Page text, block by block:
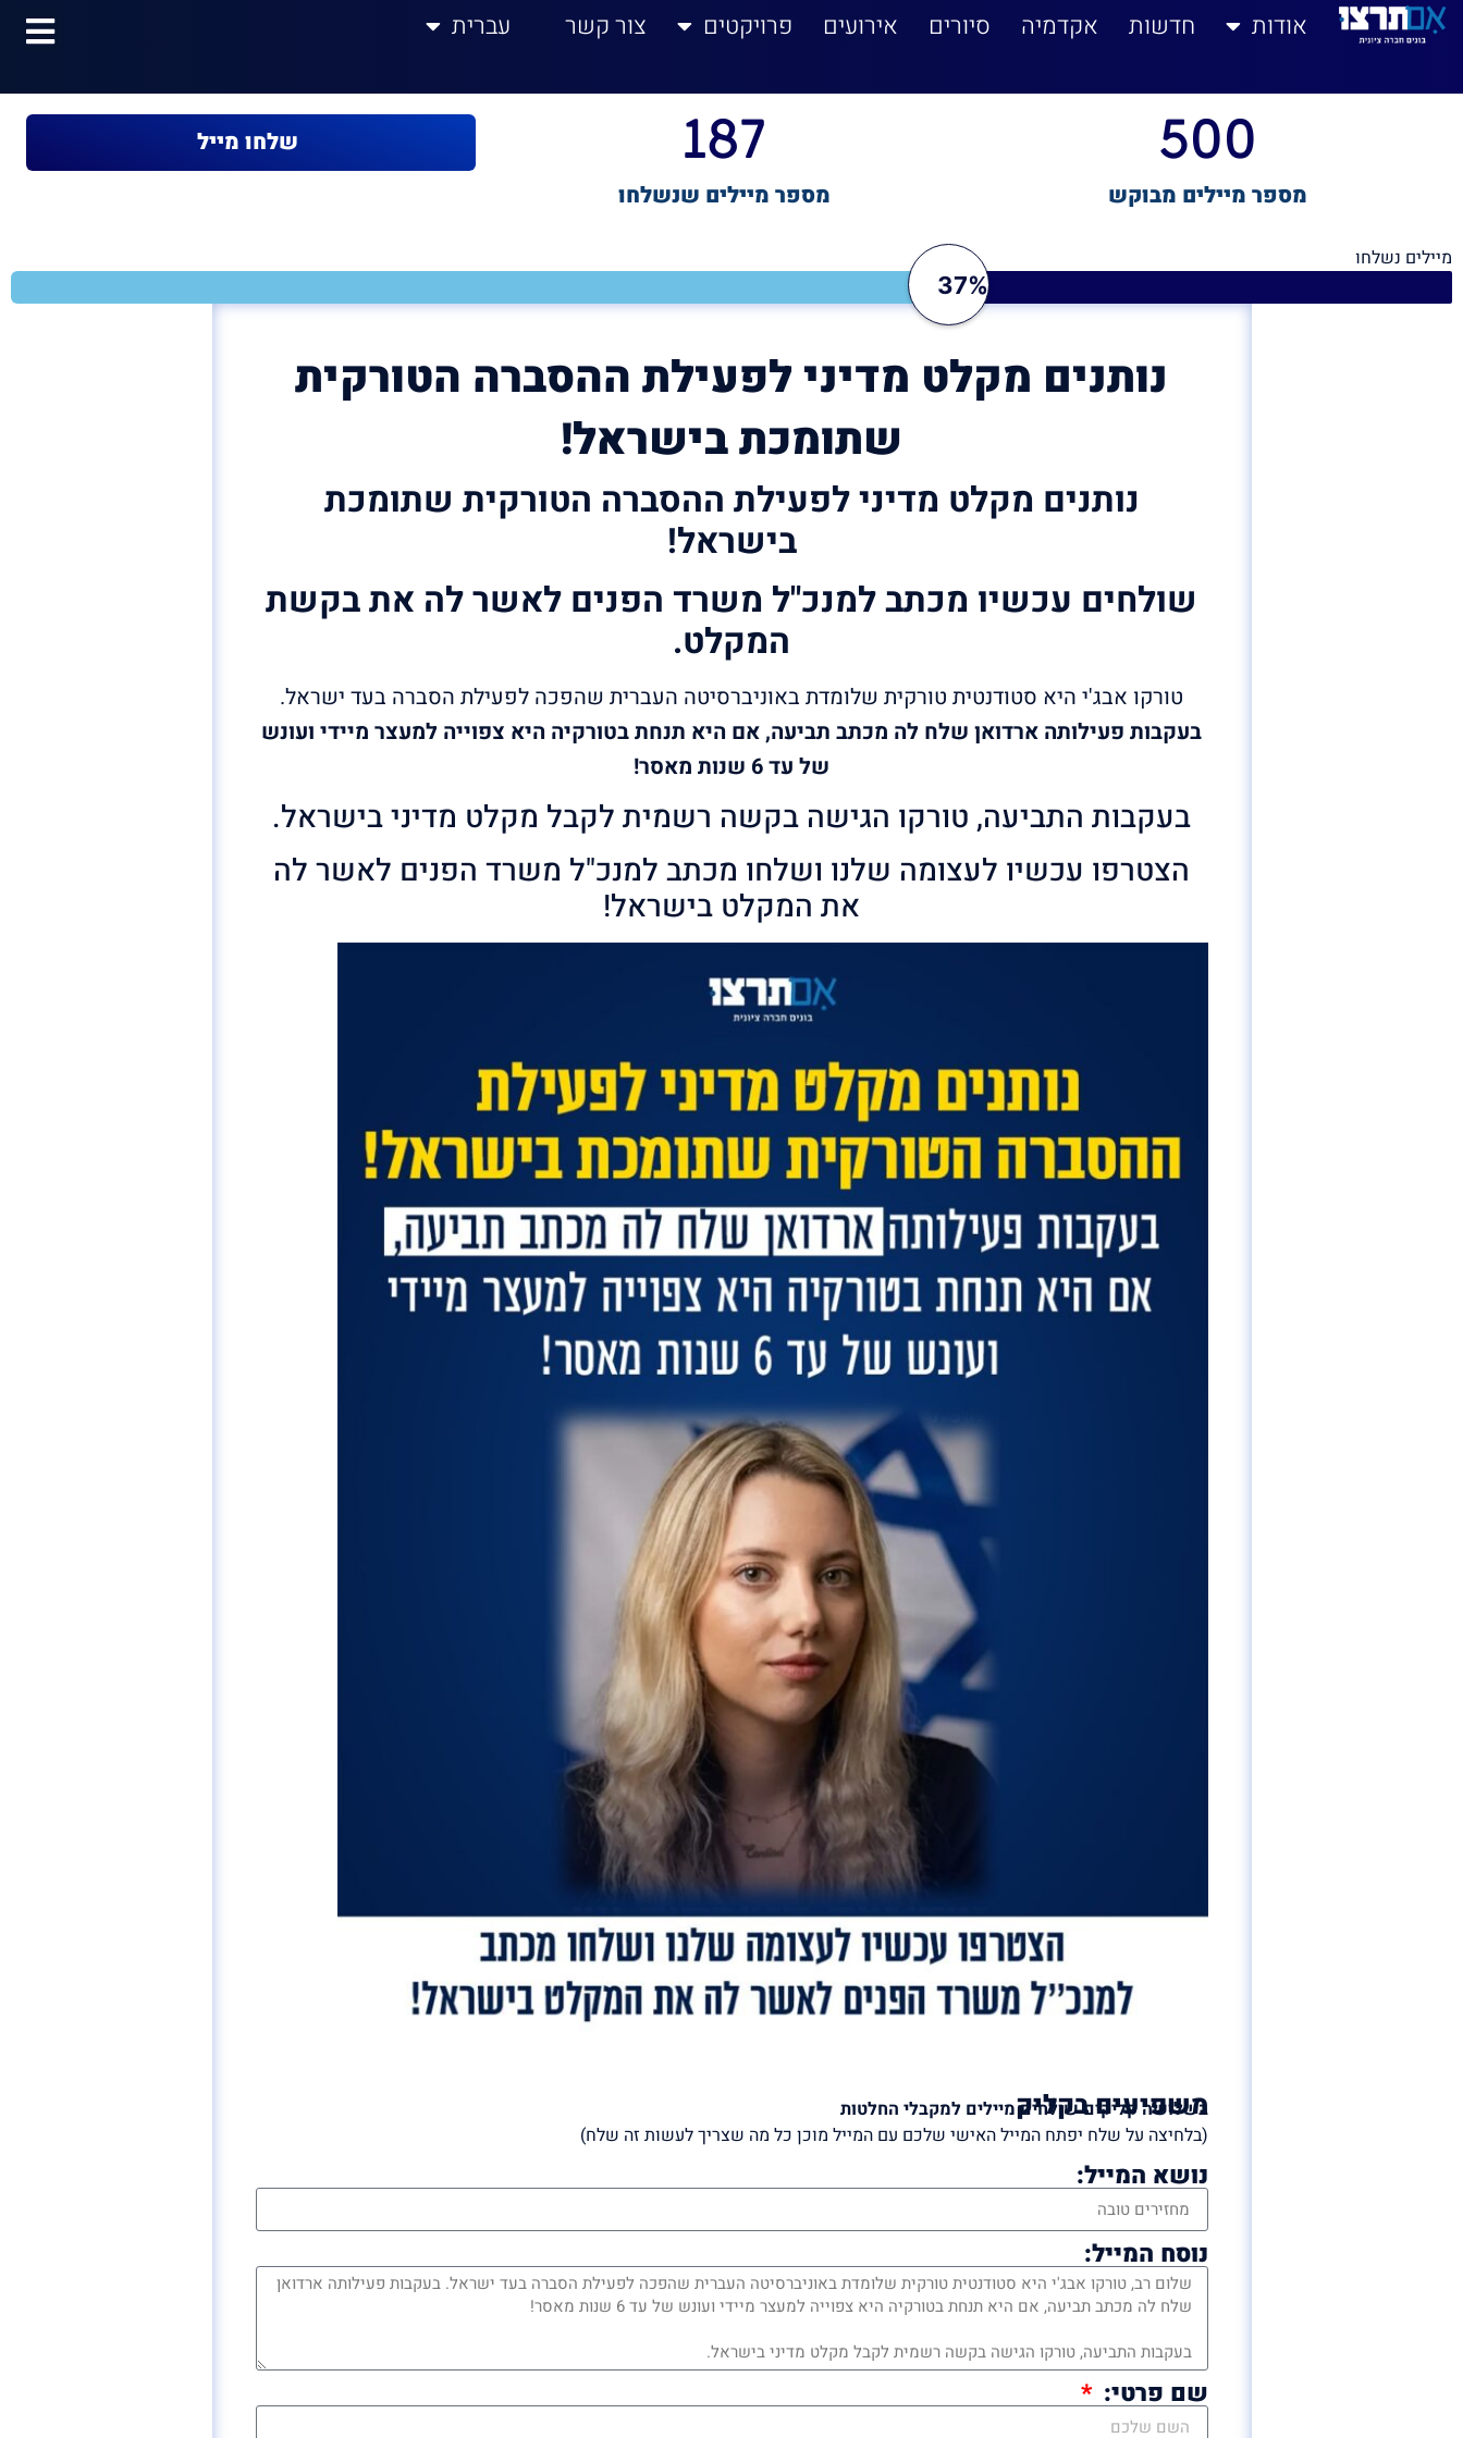
לתוכן אודות חדשות אקדמיה סיורים אירועים פרויקטים צור קשר עברית
מספר מיילים מבוקש
500
מספר מיילים שנשלחו
187 שלחו מייל
מיילים נשלחו
37%
נותנים מקלט מדיני לפעילת ההסברה הטורקית
שתומכת בישראל!
נותנים מקלט מדיני לפעילת ההסברה הטורקית שתומכת
בישראל!
שולחים עכשיו מכתב למנכ"ל משרד הפנים לאשר לה את בקשת
המקלט.
טורקו אבג'י היא סטודנטית טורקית שלומדת באוניברסיטה העברית שהפכה לפעילת הסברה בעד ישראל.
בעקבות פעילותה ארדואן שלח לה מכתב תביעה, אם היא תנחת בטורקיה היא צפוייה למעצר מיידי ועונש
של עד 6 שנות מאסר!
בעקבות התביעה, טורקו הגישה בקשה רשמית לקבל מקלט מדיני בישראל.
הצטרפו עכשיו לעצומה שלנו ושלחו מכתב למנכ"ל משרד הפנים לאשר לה
את המקלט בישראל!
משפיעים בקליק
בשלושה קליקים שולחים מיילים למקבלי החלטות
(בלחיצה על שלח יפתח המייל האישי שלכם עם המייל מוכן כל מה שצריך לעשות זה שלח)
נושא המייל:
נוסח המייל:
שם פרטי: